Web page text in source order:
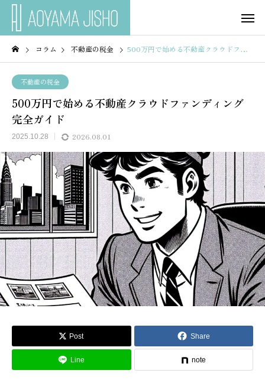
コラム 不動産の税金 500万円で始める不動産クラウドファンディング完全ガイド
不動産の税金
500万円で始める不動産クラウドファンディング
完全ガイド
2025.10.28 2026.08.01
Post Share
Line note